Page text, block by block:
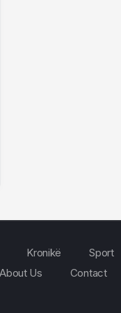
Kronikë
Sport
About Us
Contact